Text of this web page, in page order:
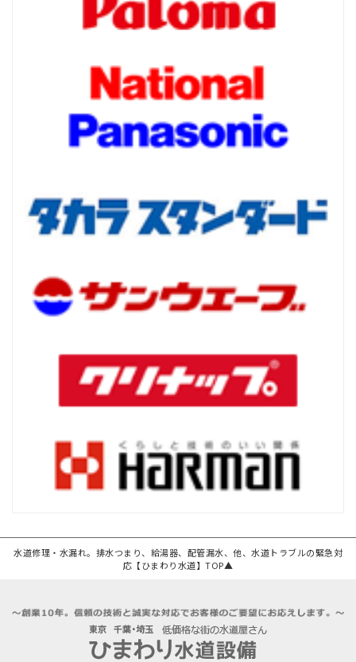
水道修理・水漏れ。排水つまり、給湯器、配管漏水、他、水道トラブルの緊急対
応【ひまわり水道】TOP▲